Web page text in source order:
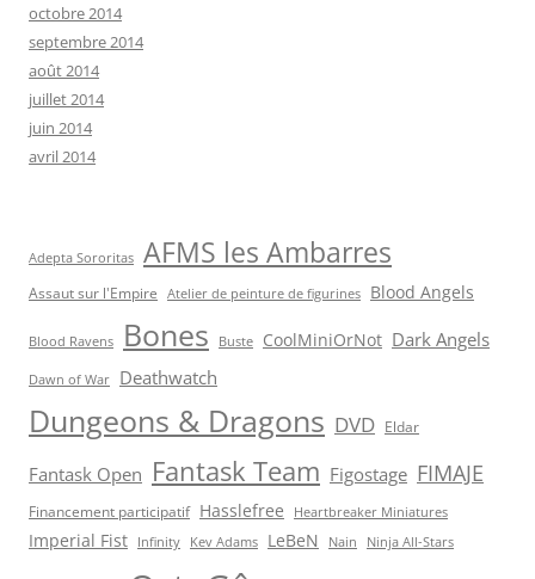
octobre 2014
septembre 2014
août 2014
juillet 2014
juin 2014
avril 2014
Adepta Sororitas AFMS les Ambarres
Assaut sur l'Empire Atelier de peinture de figurines Blood Angels
Blood Ravens Bones Buste CoolMiniOrNot Dark Angels
Dawn of War Deathwatch
Dungeons & Dragons DVD Eldar
Fantask Open Fantask Team Figostage FIMAJE
Financement participatif Hasslefree Heartbreaker Miniatures
Imperial Fist Infinity Kev Adams LeBeN Nain Ninja All-Stars